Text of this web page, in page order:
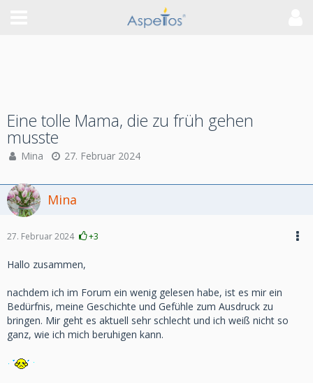
Eine tolle Mama, die zu früh gehen
musste
Mina 27. Februar 2024
Mina
27. Februar 2024 +3
Hallo zusammen,
nachdem ich im Forum ein wenig gelesen habe, ist es mir ein
Bedürfnis, meine Geschichte und Gefühle zum Ausdruck zu
bringen. Mir geht es aktuell sehr schlecht und ich weiß nicht so
ganz, wie ich mich beruhigen kann.